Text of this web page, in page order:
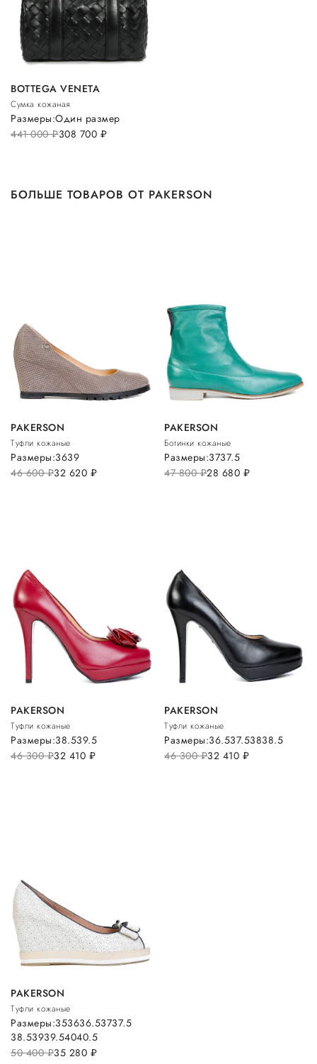
BOTTEGA VENETA
Сумка кожаная
441 000руб.308 700 руб.
Размеры:Один размер
БОЛЬШЕ ТОВАРОВ ОТ PAKERSON
PAKERSON
Туфли кожаные
46 600руб.32 620 руб.
Размеры:3639
PAKERSON
Ботинки кожаные
47 800руб.28 680 руб.
Размеры:3737.5
PAKERSON
Туфли кожаные
46 300руб.32 410 руб.
Размеры:38.539.5
PAKERSON
Туфли кожаные
46 300руб.32 410 руб.
Размеры:36.537.53838.5
PAKERSON
Туфли кожаные
50 400руб.35 280 руб.
Размеры:353636.53737.5
38.53939.54040.5